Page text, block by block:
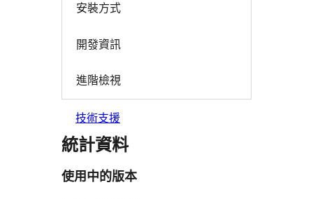
安裝方式
開發資訊
進階檢視
技術支援
統計資料
使用中的版本